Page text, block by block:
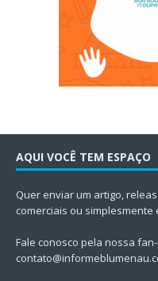
AQUI VOCÊ TEM ESPAÇO
Quer enviar um artigo,
comerciais ou
Fale conosco pela nossa